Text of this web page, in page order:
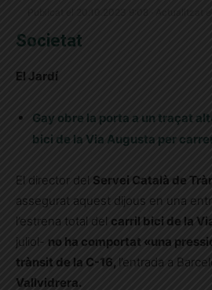
Societat
El Jardí
Gay obre la porta a un traçat
bici de la Via Augusta per
El director del Servei Català de
assegurat aquest dijous en una
l’estrena total del carril bici de la
juliol- no ha comportat «una
trànsit de la C-16, l’entrada a
Vallvidrera.